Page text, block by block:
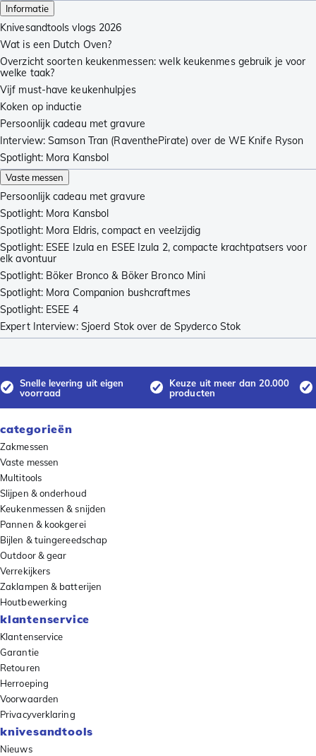
Informatie
Knivesandtools vlogs 2026
Wat is een Dutch Oven?
Overzicht soorten keukenmessen: welk keukenmes gebruik je voor
welke taak?
Vijf must-have keukenhulpjes
Koken op inductie
Persoonlijk cadeau met gravure
Interview: Samson Tran (RaventhePirate) over de WE Knife Ryson
Spotlight: Mora Kansbol
Vaste messen
Persoonlijk cadeau met gravure
Spotlight: Mora Kansbol
Spotlight: Mora Eldris, compact en veelzijdig
Spotlight: ESEE Izula en ESEE Izula 2, compacte krachtpatsers voor
elk avontuur
Spotlight: Böker Bronco & Böker Bronco Mini
Spotlight: Mora Companion bushcraftmes
Spotlight: ESEE 4
Expert Interview: Sjoerd Stok over de Spyderco Stok
Snelle levering uit eigen
voorraad
Keuze uit meer dan 20.000
producten
categorieën
Zakmessen
Vaste messen
Multitools
Slijpen & onderhoud
Keukenmessen & snijden
Pannen & kookgerei
Bijlen & tuingereedschap
Outdoor & gear
Verrekijkers
Zaklampen & batterijen
Houtbewerking
klantenservice
Klantenservice
Garantie
Retouren
Herroeping
Voorwaarden
Privacyverklaring
knivesandtools
Nieuws